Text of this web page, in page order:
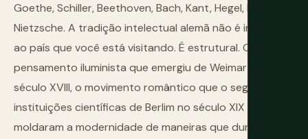
Goethe, Schiller, Beethoven, Bach, Kant, Hegel, Marx e
Nietzsche. A tradição intelectual alemã não é incidental
ao país que você está visitando. É estrutural. O
pensamento iluminista que emergiu de Weimar no
século XVIII, o movimento romântico que o seguiu, as
instituições científicas de Berlim no século XIX — esses
moldaram a modernidade de maneiras que duraram